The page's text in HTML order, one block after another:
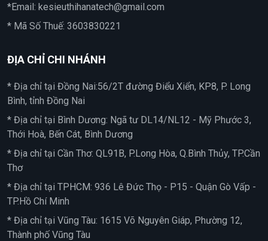
*Email: kesieuthihanatech@gmail.com
* Mã Số Thuế: 3603830221
ĐỊA CHỈ CHI NHÁNH
* Địa chỉ tại Đồng Nai:56/2T đường Điểu Xiển, KP8, P. Long
Bình, tỉnh Đồng Nai
* Địa chỉ tại Bình Dương: Ngã tư DL14/NL12 - Mỹ Phước 3,
Thới Hoà, Bến Cát, Bình Dương
* Địa chỉ tại Cần Thơ: QL91B, P.Long Hòa, Q.Bình Thủy, TP.Cần
Thơ
* Địa chỉ tại TPHCM: 936 Lê Đức Thọ - P15 - Quận Gò Vấp -
TP.Hồ Chí Minh
* Địa chỉ tại Vũng Tàu: 1615 Võ Nguyên Giáp, Phường 12,
Thành phố Vũng Tàu